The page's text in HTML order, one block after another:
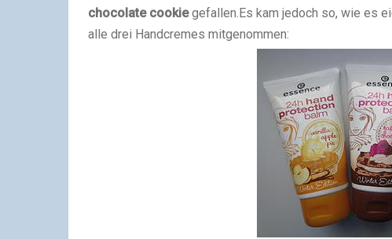
chocolate cookiegefallen.Es kam jedoch so, wie es
alle drei Handcremes mitgenommen: